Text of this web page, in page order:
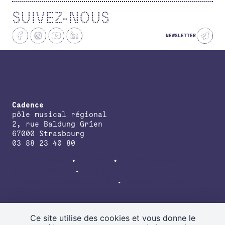
Ce site utilise des cookies et vous donne le
SUIVEZ-NOUS
NEWSLETTER
Cadence
pôle musical régional
2, rue Baldung Grien
67000 Strasbourg
03 88 23 40 80
Grand Est, de la Région Grand Est, de la Collectivité européenne